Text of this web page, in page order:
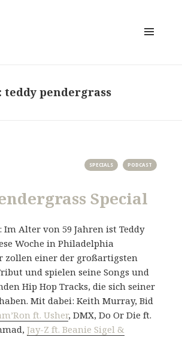
teddy pendergrass
PODCAST
SPECIALS
Special
Im Alter von 59 Jahren ist Teddy
Woche in Philadelphia
zollen einer der großartigsten
und spielen seine Songs und
Hip Hop Tracks, die sich seiner
Mit dabei: Keith Murray, Bid
ft. Usher, DMX, Do Or Die ft.
Jay-Z ft. Beanie Sigel &